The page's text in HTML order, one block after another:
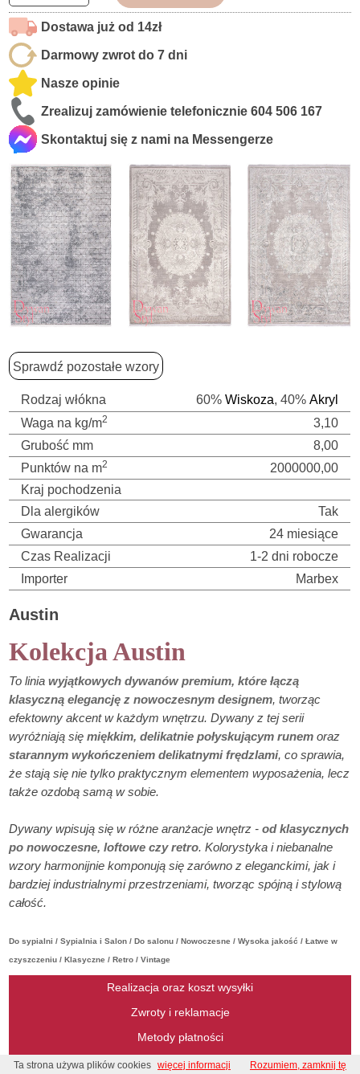
Dostawa już od 14zł
Darmowy zwrot do 7 dni
Nasze opinie
Zrealizuj zamówienie telefonicznie604 506 167
Skontaktuj się z nami na Messengerze
Sprawdź pozostałe wzory
Rodzaj włókna 60%Wiskoza, 40%Akryl
Waga na kg/m2
3,10
Grubość mm
8,00
Punktów na m2
2000000,00
Kraj pochodzenia
Dla alergików
Tak
Gwarancja
24 miesiące
Czas Realizacji
1-2 dni robocze
Importer
Marbex
Austin
Kolekcja Austin
To liniawyjątkowych dywanów premium, które łączą
klasyczną elegancję z nowoczesnym designem, tworząc
efektowny akcent w każdym wnętrzu. Dywany z tej serii
wyróżniają sięmiękkim, delikatnie połyskującym runem oraz
starannym wykończeniem delikatnymi frędzlami, co sprawia,
że stają się nie tylko praktycznym elementem wyposażenia, lecz
także ozdobą samą w sobie.
Dywany wpisują się w różne aranżacje wnętrz -od klasycznych
po nowoczesne, loftowe czy retro. Kolorystyka i niebanalne
wzory harmonijnie komponują się zarówno z eleganckimi, jak i
bardziej industrialnymi przestrzeniami, tworząc spójną i stylową
całość.
Do sypialni / Sypialnia i Salon / Do salonu / Nowoczesne / Wysoka jakość / Łatwe w
czyszczeniu / Klasyczne / Retro / Vintage
Realizacja oraz koszt wysyłki
Zwroty i reklamacje
Metody płatności
Regulamin
Ta strona używa plików cookies więcej informacji Rozumiem, zamknij tę